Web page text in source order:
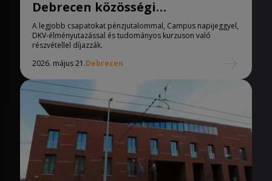
Debrecen közösségi
közlekedését
A legjobb csapatokat pénzjutalommal, Campus napijeggyel,
DKV-élményutazással és tudományos kurzuson való
részvétellel díjazzák.
2026. május 21.Debrecen